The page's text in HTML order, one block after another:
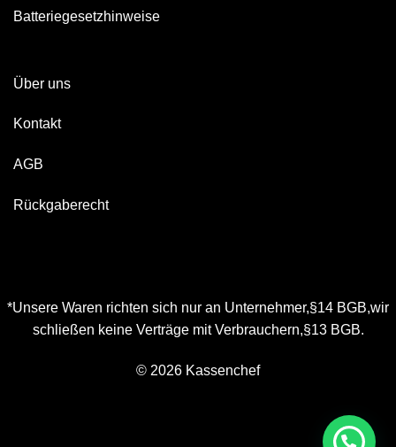
Batteriegesetzhinweise
Über uns
Kontakt
AGB
Rückgaberecht
*Unsere Waren richten sich nur an Unternehmer,§14 BGB,wir
schließen keine Verträge mit Verbrauchern,§13 BGB.
© 2026 Kassenchef